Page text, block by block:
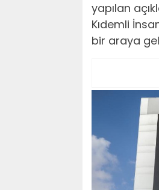
yapılan
Kıdemli
bir araya